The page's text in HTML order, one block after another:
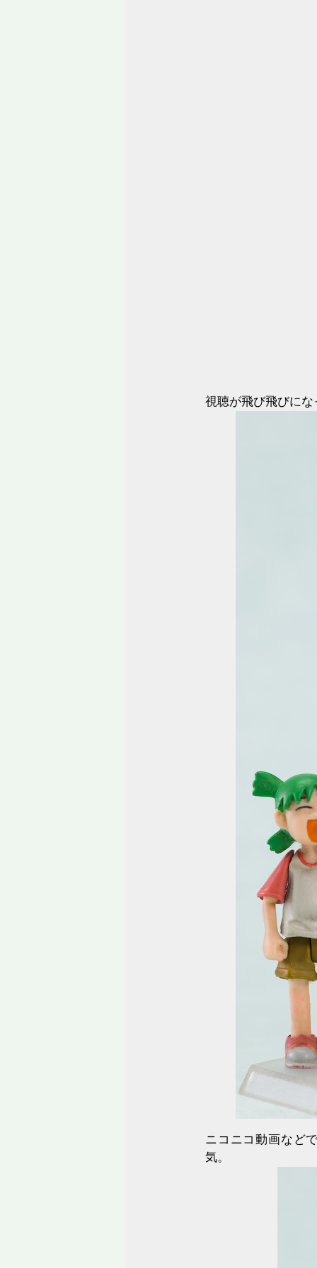
視聴が飛び飛びに
ニコニコ動画など
気。